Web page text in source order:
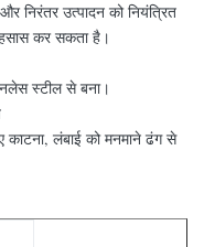
निरंतर उत्पादन को नियंत्रित
कर सकता है।
स्टील से बना।
काटना, लंबाई को मनमाने ढंग से